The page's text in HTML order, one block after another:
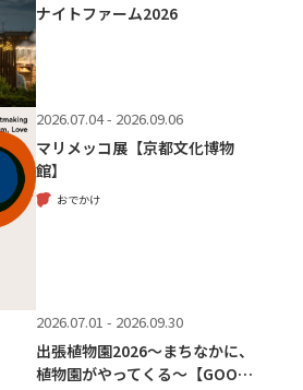
ナイトファーム2026
2026.07.04 - 2026.09.06
マリメッコ展【京都文化博物
館】
おでかけ
2026.07.01 - 2026.09.30
出張植物園2026～まちなかに、
植物園がやってくる～【GOO…